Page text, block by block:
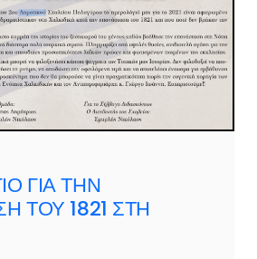
ΓΙΑ ΤΗΝ
ΤΟΥ 1821 ΣΤΗ